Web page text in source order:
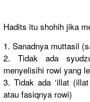
Hadits itu shohih jika
1. Sanadnya muttasil
2. Tidak ada
menyelisihi rowi yang
3. Tidak ada ‘illat
atau fasiqnya rowi)